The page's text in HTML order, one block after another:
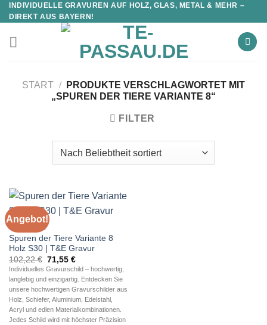
INDIVIDUELLE GRAVUREN AUF HOLZ, GLAS, METAL & MEHR –
DIREKT AUS BAYERN!
START /
PRODUKTE VERSCHLAGWORTET MIT
„SPUREN DER TIERE VARIANTE 8“
FILTER
Angebot!
WALDTIERE
Spuren der Tiere Variante 8
Holz S30 | T&E Gravur
102,22€ Ursprünglicher
Preis
war:
102,22 €
71,55 €Aktueller
Preis
ist:
71,55 €.
Individuelles Gravurschild – hochwertig,
langlebig und einzigartig. Entdecken Sie
unsere hochwertigen Gravurschilder aus
Holz, Schiefer, Aluminium, Edelstahl,
Acryl und edlen Materialkombinationen.
Jedes Schild wird mit höchster Präzision